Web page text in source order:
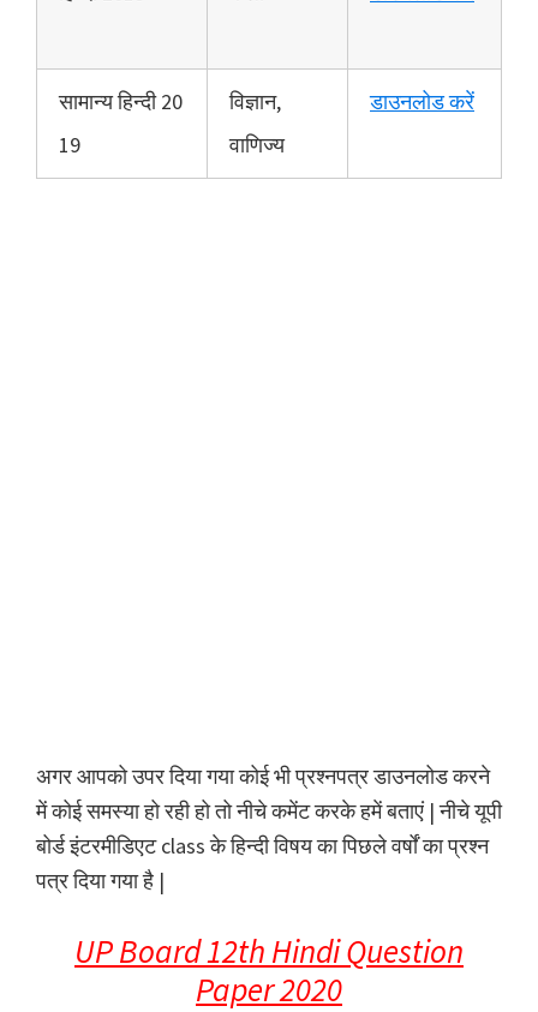
सामान्य हिन्दी 20
19
विज्ञान,
वाणिज्य
डाउनलोड करें
अगर आपको उपर दिया गया कोई भी प्रश्नपत्र डाउनलोड करने
में कोई समस्या हो रही हो तो नीचे कमेंट करके हमें बताएं | नीचे यूपी
बोर्ड इंटरमीडिएट class के हिन्दी विषय का पिछले वर्षों का प्रश्न
पत्र दिया गया है |
UP Board 12th Hindi Question
Paper 2020